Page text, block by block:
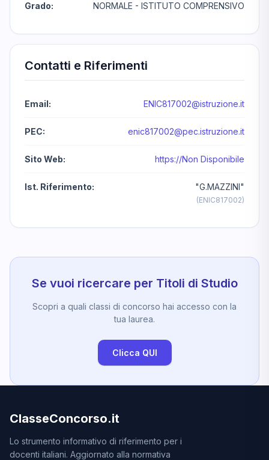
Grado: NORMALE - ISTITUTO COMPRENSIVO
Contatti e Riferimenti
Email: ENIC817002@istruzione.it
PEC: enic817002@pec.istruzione.it
Sito Web: https://Non Disponibile
Ist. Riferimento: "G.MAZZINI"
(ENIC817002)
Se vuoi ricercare per Titoli di Studio
Scopri a quali classi di concorso hai accesso con la
tua laurea.
Clicca QUI
ClasseConcorso.it
Lo strumento informativo di riferimento per i
docenti italiani. Aggiornato alla normativa